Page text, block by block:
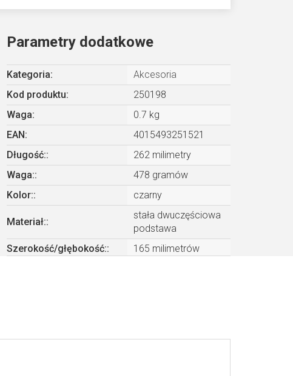
Parametry dodatkowe
Kategoria:
Akcesoria
Kod produktu:
250198
Waga:
0.7 kg
EAN :
4015493251521
Długość::
262 milimetry
Waga::
478 gramów
Kolor:: czarny
Materiał::
stała dwuczęściowa
podstawa
Szerokość/głębokość:: 165 milimetrów